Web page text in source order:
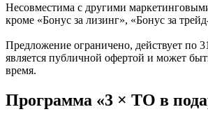
Несовместима с другими
кроме «Бонус за лизинг», «Бонус за
Предложение ограничено, действует по
является публичной офертой и может
время.
Программа «3 × ТО в